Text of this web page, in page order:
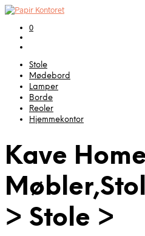
0
Stole
Mødebord
Lamper
Borde
Reoler
Hjemmekontor
Kave
> Stole >